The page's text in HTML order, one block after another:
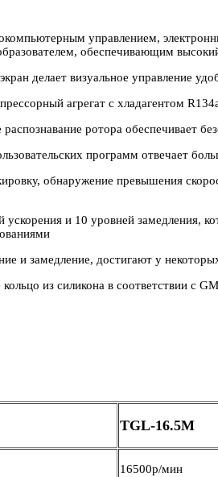
управлением,
обеспечивающим
делает визуальное управление
агрегат с хладагентом
распознавание ротора обеспечивает
программ отвечает
обнаружение превышения
ускорения и 10 уровней замедления,
и замедление, достигают у
кольцо из силикона в соответствии с
TGL-16.5M
16500р/мин